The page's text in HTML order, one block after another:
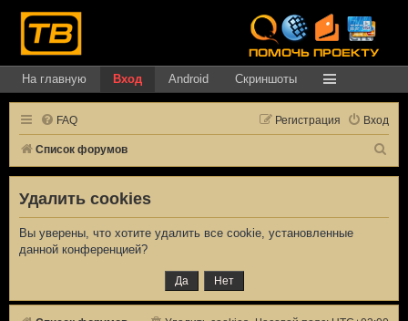
На главную Вход Android Скриншоты
FAQ Вход
Регистрация
Список форумов
с
Удалить cookies
Вы уверены, что хотите удалить все cookie, установленные
данной конференцией?